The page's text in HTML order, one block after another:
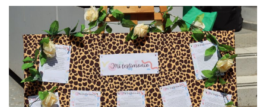
Tribunales
Deporte
Política